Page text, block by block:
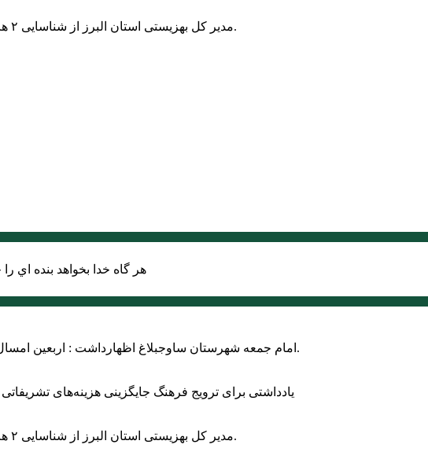
مدیر کل بهزیستی استان البرز از شناسایی ۲ هزار و ۴۰۰ کودک دارای اختلالات بینایی در این استان خبر داد.
هر گاه خدا بخواهد بنده اي
امام جمعه شهرستان ساوجبلاغ اظهارداشت : اربعین امسال سراسر حماسه خونخواهی و مرگ بر آمریکا و اسرائیل بود.
یادداشتی برای ترویج فرهنگ جایگزینی هزینه‌های
مدیر کل بهزیستی استان البرز از شناسایی ۲ هزار و ۴۰۰ کودک دارای اختلالات بینایی در این استان خبر داد.